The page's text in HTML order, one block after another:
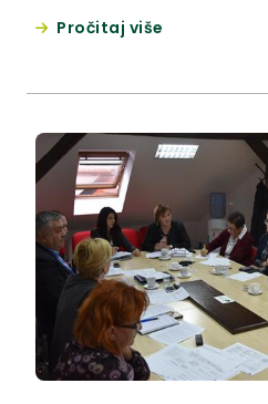
Association of Private Forest
projekata te primjerima
gospodarenja energijom na
međunarodnoj razini.
Pročitaj više